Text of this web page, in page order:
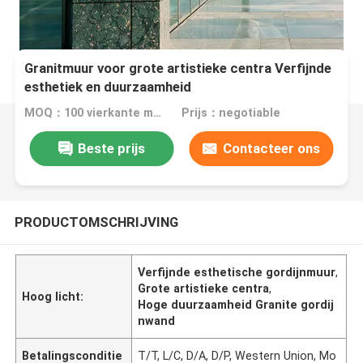
Granitmuur voor grote artistieke centra Verfijnde
esthetiek en duurzaamheid
MOQ：100 vierkante meter Prijs：negotiable
Beste prijs Contacteer ons
PRODUCTOMSCHRIJVING
Hoog licht:
Verfijnde esthetische gordijnmuur,
Grote artistieke centra,
Hoge duurzaamheid Granite gordij
nwand
Betalingsconditie
T/T, L/C, D/A, D/P, Western Union, Mo